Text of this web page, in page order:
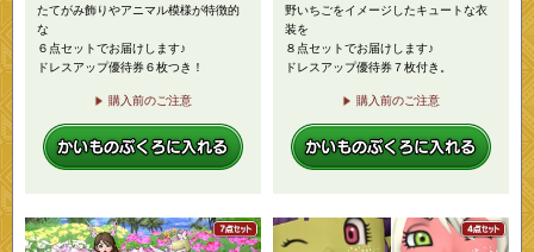
たてがみ飾りやアニマル模様が特徴的
な
６点セットでお届けします♪
ドレスアップ優待券６枚つき！
購入前のご注意
野いちごをイメージしたキュートな衣
装を
８点セットでお届けします♪
ドレスアップ優待券７枚付き。
購入前のご注意